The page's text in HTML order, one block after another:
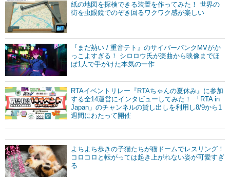
紙の地図を探検できる装置を作ってみた！ 世界の
街を虫眼鏡でのぞき回るワクワク感が楽しい
『まだ熱い / 重音テト』のサイバーパンクMVがか
っこよすぎる！ シロロウ氏が楽曲から映像までほ
ぼ1人で手がけた本気の一作
RTAイベントリレー『RTAちゃんの夏休み』に参加
する全14運営にインタビューしてみた！ 「RTA in
Japan」のチャンネルの貸し出しを利用し8/9から1
週間にわたって開催
よちよち歩きの子猫たちが猫ドームでレスリング！
コロコロと転がっては起き上がれない姿が可愛すぎ
る